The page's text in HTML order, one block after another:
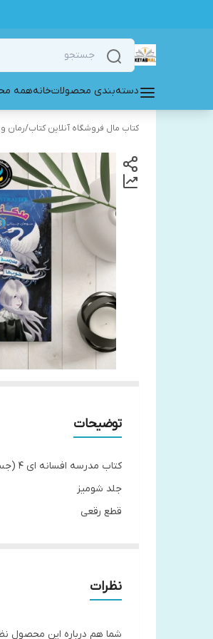
دسته‌بندی محصولاتخانههمه
کتاب مال فروشگاه آنلاین کتاب/رمان
توضیحات
کتاب مدرسه افسانه ای 4 (جست و جوی خوشبختی) اثر چینانی انتشارات نگاه آشنا
جلد شومیز
قطع رقعی
نظرات
شما هم درباره این محصول